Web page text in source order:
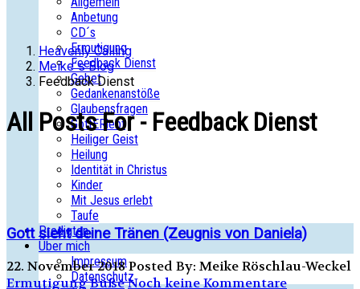
Anbetung
CD´s
Ermutigung
Feedback Dienst
Gebet
Gedankenanstöße
Glaubensfragen
GottERlebt
Heiliger Geist
Heilung
Identität in Christus
Kinder
Mit Jesus erlebt
Taufe
Predigten
Über mich
Impressum
Datenschutz
Heavenly Calling
Meike´s Blog
Feedback Dienst
All Posts For - Feedback Dienst
Gott sieht deine Tränen (Zeugnis von Daniela)
22. November 2018Posted By: Meike Röschlau-Weckel
ErmutigungBußeNoch keine Kommentare